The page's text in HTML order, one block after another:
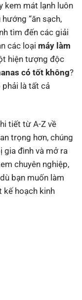
kem mát lạnh luôn
“ăn sạch,
tìm đến các giải
các loại máy làm
hiện tượng độc
có tốt không?
phải là tất cả
tiết từ A-Z về
trọng hơn, chúng
gia đình và mở ra
chuyên nghiệp,
bạn muốn làm
kế hoạch kinh